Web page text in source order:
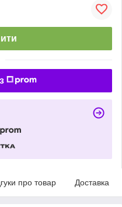
про товар Доставка